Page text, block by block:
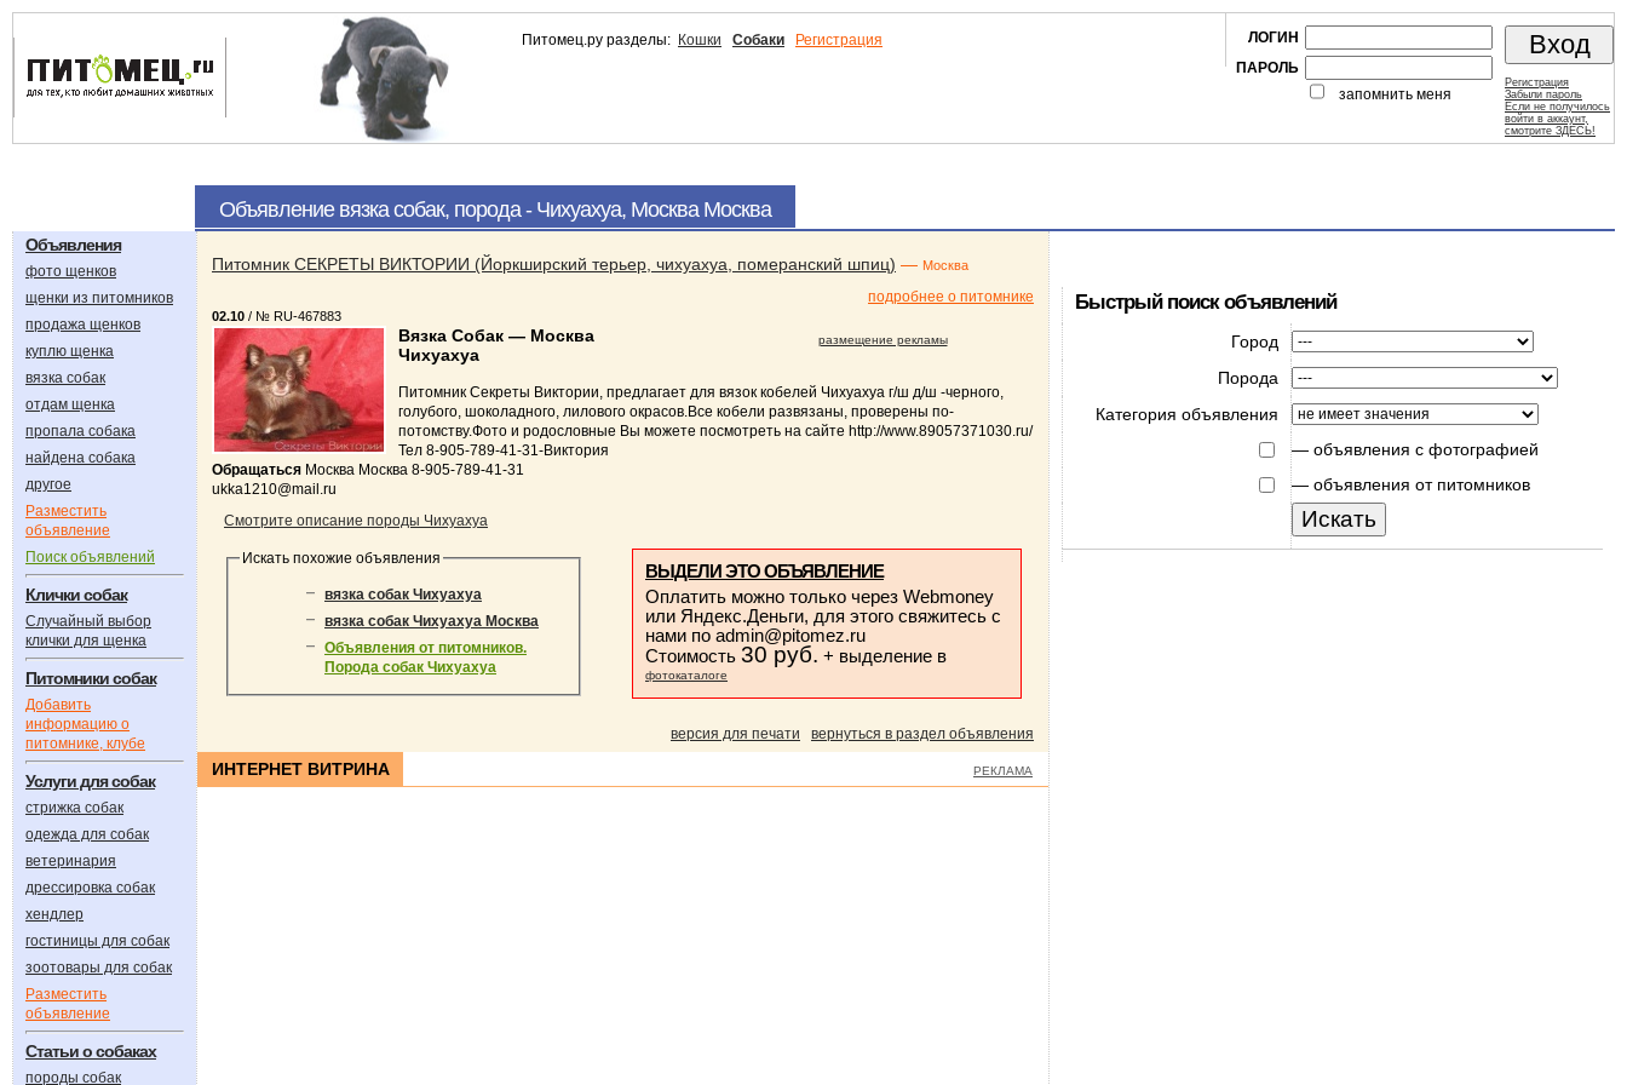
Питомец.ру разделы: Кошки Собаки Регистрация
ЛОГИН
ПАРОЛЬ
запомнить меня
Регистрация
Забыли пароль
Если не получилось
войти в аккаунт,
смотрите ЗДЕСЬ!
Объявление вязка собак, порода - Чихуахуа, Москва Москва
Объявления
фото щенков
щенки из питомников
продажа щенков
куплю щенка
вязка собак
отдам щенка
пропала собака
найдена собака
другое
Разместить
объявление
Поиск объявлений
Клички собак
Случайный выбор
клички для щенка
Питомники собак
Добавить
информацию о
питомнике, клубе
Услуги для собак
стрижка собак
одежда для собак
ветеринария
дрессировка собак
хендлер
гостиницы для собак
зоотовары для собак
Разместить
объявление
Статьи о собаках
породы собак
Питомник СЕКРЕТЫ ВИКТОРИИ (Йоркширский терьер, чихуахуа, померанский шпиц) — Москва
подробнее о питомнике
размещение рекламы
02.10 / № RU-467883
Вязка Собак — Москва
Чихуахуа
Питомник Секреты Виктории, предлагает для вязок кобелей Чихуахуа г/ш д/ш -черного,
голубого, шоколадного, лилового окрасов.Все кобели развязаны, проверены по-
потомству.Фото и родословные Вы можете посмотреть на сайте http://www.89057371030.ru/
Тел 8-905-789-41-31-Виктория
Обращаться Москва Москва 8-905-789-41-31
ukka1210@mail.ru
Смотрите описание породы Чихуахуа
Искать похожие объявления
вязка собак Чихуахуа
вязка собак Чихуахуа Москва
Объявления от питомников.
Порода собак Чихуахуа
ВЫДЕЛИ ЭТО ОБЪЯВЛЕНИЕ
Оплатить можно только через Webmoney
или Яндекс.Деньги, для этого свяжитесь с
нами по admin@pitomez.ru
Стоимость 30 руб. + выделение в
фотокаталоге
версия для печати вернуться в раздел объявления
ИНТЕРНЕТ ВИТРИНА РЕКЛАМА
Быстрый поиск объявлений
Город
Порода
Категория объявления
— объявления с фотографией
— объявления от питомников